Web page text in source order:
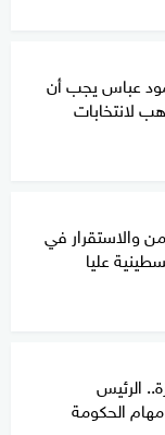
عباس يجب أن
لانتخابات
والاستقرار في
عليا
الرئيس
الحكومة